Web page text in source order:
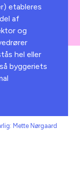
etableres
af
og
hel eller
byggeriets
Mette Nørgaard